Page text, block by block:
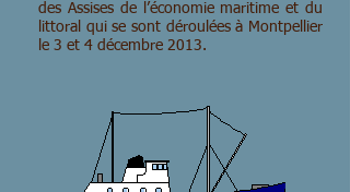
des Assises de l’économie maritime et du
littoral qui se sont déroulées à Montpellier
le 3 et 4 décembre 2013.